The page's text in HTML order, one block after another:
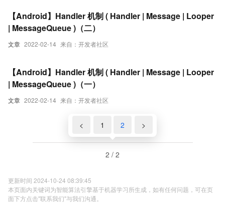
文章 2022-02-14 来自：开发者社区
【Android】Handler 机制 ( Handler | Message | Looper
| MessageQueue )（二）
文章 2022-02-14 来自：开发者社区
【Android】Handler 机制 ( Handler | Message | Looper
| MessageQueue )（一）
< 1 2 >
2 / 2
更新时间 2024-10-24 08:39:45
本页面内关键词为智能算法引擎基于机器学习所生成，如有任何问题，可在页
面下方点击"联系我们"与我们沟通。